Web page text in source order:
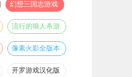
幻想三国志游戏
辅助合集
流行的狼人杀游
戏合集
像素火影全版本
合集
开罗游戏汉化版